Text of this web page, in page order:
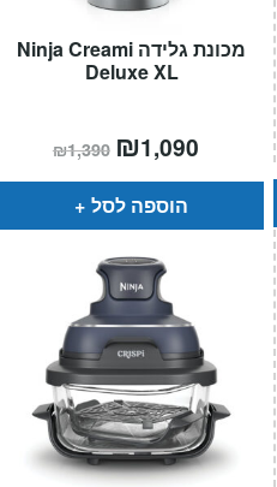
מכונת גלידה Ninja Creami
Deluxe XL
₪1,390 המחיר
המקורי
היה:
₪1,390.
₪1,090
הוא:
הוספה לסל